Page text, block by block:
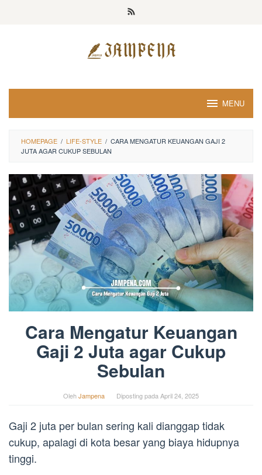
MENU
HOMEPAGE / LIFE-STYLE / CARA MENGATUR KEUANGAN GAJI 2
JUTA AGAR CUKUP SEBULAN
Cara Mengatur Keuangan
Gaji 2 Juta agar Cukup
Sebulan
OlehJampena Diposting pada April 24, 2025
Gaji 2 juta per bulan sering kali dianggap tidak
cukup, apalagi di kota besar yang biaya hidupnya
tinggi.